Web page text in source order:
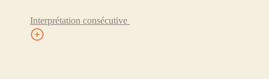
Interprétation consécutive